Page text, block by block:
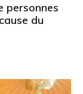
personnes
du